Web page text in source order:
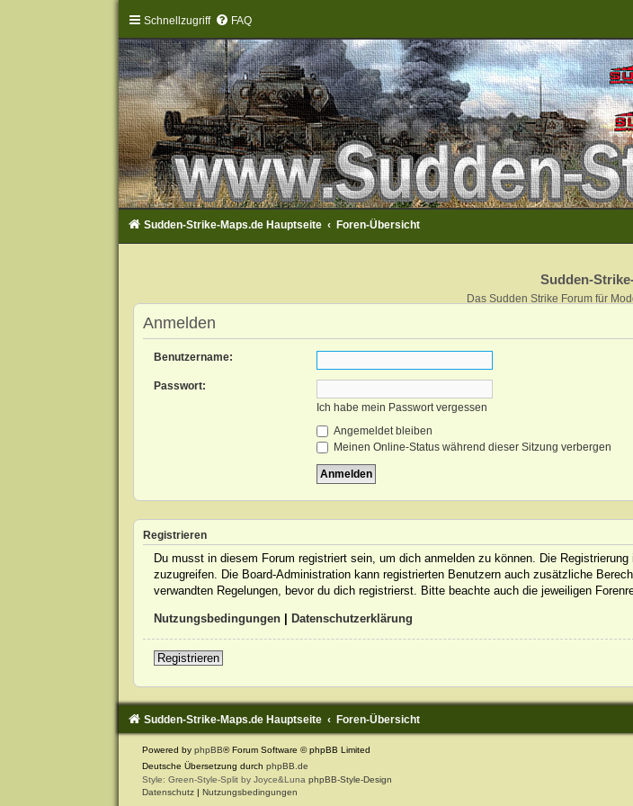
Schnellzugriff FAQ
Sudden-Strike-Maps.de Hauptseite Foren-Übersicht
Sudden-
Das Sudden Strike Forum für
Anmelden
Benutzername:
Passwort:
Ich habe mein Passwort vergessen
Angemeldet bleiben
Meinen Online-Status während dieser Sitzung verbergen
Registrieren
Du musst in diesem Forum registriert sein, um dich anmelden zu können. Die
zuzugreifen. Die Board-Administration kann registrierten Benutzern auch zusätzliche
verwandten Regelungen, bevor du dich registrierst. Bitte beachte auch die jeweiligen
Nutzungsbedingungen| Datenschutzerklärung
Registrieren
Sudden-Strike-Maps.de Hauptseite Foren-Übersicht
Powered by phpBB® Forum Software © phpBB Limited
Deutsche Übersetzung durch phpBB.de
Style: Green-Style-Split by Joyce&Luna phpBB-Style-Design
Datenschutz | Nutzungsbedingungen